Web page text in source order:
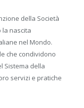
della Società
la nascita
nel Mondo.
che condividono
Sistema della
servizi e pratiche